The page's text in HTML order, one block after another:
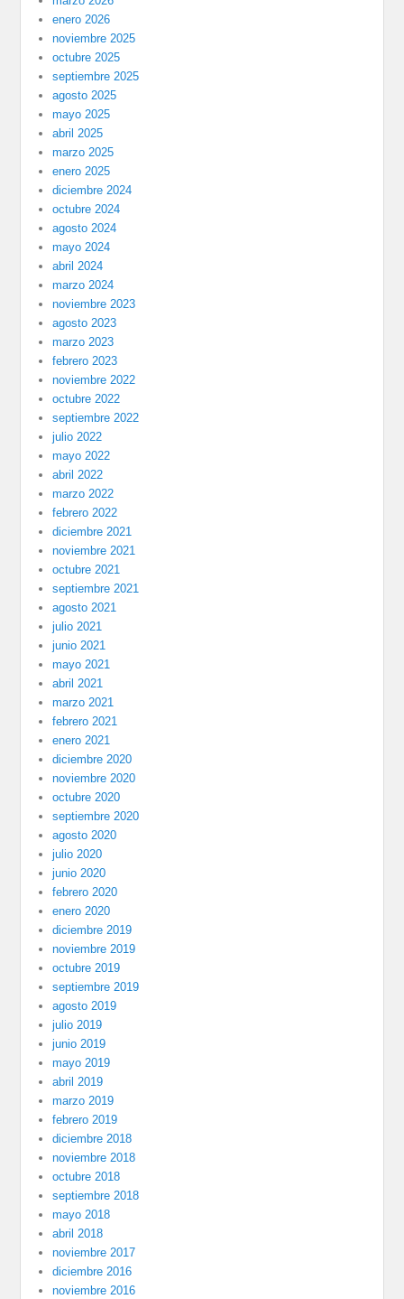
enero 2026
noviembre 2025
octubre 2025
septiembre 2025
agosto 2025
mayo 2025
abril 2025
marzo 2025
enero 2025
diciembre 2024
octubre 2024
agosto 2024
mayo 2024
abril 2024
marzo 2024
noviembre 2023
agosto 2023
marzo 2023
febrero 2023
noviembre 2022
octubre 2022
septiembre 2022
julio 2022
mayo 2022
abril 2022
marzo 2022
febrero 2022
diciembre 2021
noviembre 2021
octubre 2021
septiembre 2021
agosto 2021
julio 2021
junio 2021
mayo 2021
abril 2021
marzo 2021
febrero 2021
enero 2021
diciembre 2020
noviembre 2020
octubre 2020
septiembre 2020
agosto 2020
julio 2020
junio 2020
febrero 2020
enero 2020
diciembre 2019
noviembre 2019
octubre 2019
septiembre 2019
agosto 2019
julio 2019
junio 2019
mayo 2019
abril 2019
marzo 2019
febrero 2019
diciembre 2018
noviembre 2018
octubre 2018
septiembre 2018
mayo 2018
abril 2018
noviembre 2017
diciembre 2016
noviembre 2016